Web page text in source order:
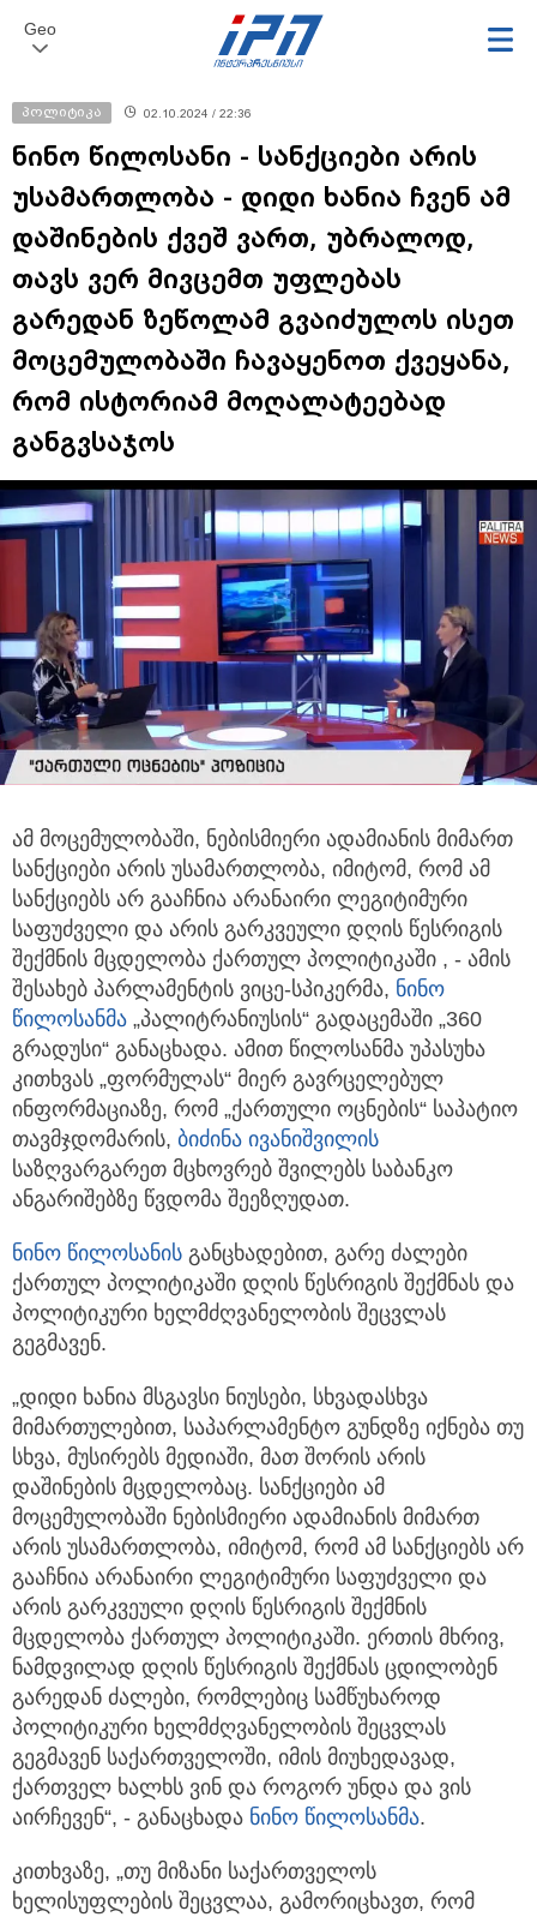
Geo
პოლიტიკა 02.10.2024 / 22:36
ნინო წილოსანი - სანქციები არის
უსამართლობა - დიდი ხანია ჩვენ ამ
დაშინების ქვეშ ვართ, უბრალოდ,
თავს ვერ მივცემთ უფლებას
გარედან ზეწოლამ გვაიძულოს ისეთ
მოცემულობაში ჩავაყენოთ ქვეყანა,
რომ ისტორიამ მოღალატეებად
განგვსაჯოს
ამ მოცემულობაში, ნებისმიერი ადამიანის მიმართ
სანქციები არის უსამართლობა, იმიტომ, რომ ამ
სანქციებს არ გააჩნია არანაირი ლეგიტიმური
საფუძველი და არის გარკვეული დღის წესრიგის
შექმნის მცდელობა ქართულ პოლიტიკაში , - ამის
შესახებ პარლამენტის ვიცე-სპიკერმა, ნინო
წილოსანმა „პალიტრანიუსის“ გადაცემაში „360
გრადუსი“ განაცხადა. ამით წილოსანმა უპასუხა
კითხვას „ფორმულას“ მიერ გავრცელებულ
ინფორმაციაზე, რომ „ქართული ოცნების“ საპატიო
თავმჯდომარის, ბიძინა ივანიშვილის
საზღვარგარეთ მცხოვრებ შვილებს საბანკო
ანგარიშებზე წვდომა შეეზღუდათ.
ნინო წილოსანის განცხადებით, გარე ძალები
ქართულ პოლიტიკაში დღის წესრიგის შექმნას და
პოლიტიკური ხელმძღვანელობის შეცვლას
გეგმავენ.
„დიდი ხანია მსგავსი ნიუსები, სხვადასხვა
მიმართულებით, საპარლამენტო გუნდზე იქნება თუ
სხვა, მუსირებს მედიაში, მათ შორის არის
დაშინების მცდელობაც. სანქციები ამ
მოცემულობაში ნებისმიერი ადამიანის მიმართ
არის უსამართლობა, იმიტომ, რომ ამ სანქციებს არ
გააჩნია არანაირი ლეგიტიმური საფუძველი და
არის გარკვეული დღის წესრიგის შექმნის
მცდელობა ქართულ პოლიტიკაში. ერთის მხრივ,
ნამდვილად დღის წესრიგის შექმნას ცდილობენ
გარედან ძალები, რომლებიც სამწუხაროდ
პოლიტიკური ხელმძღვანელობის შეცვლას
გეგმავენ საქართველოში, იმის მიუხედავად,
ქართველ ხალხს ვინ და როგორ უნდა და ვის
აირჩევენ“, - განაცხადა ნინო წილოსანმა.
კითხვაზე, „თუ მიზანი საქართველოს
ხელისუფლების შეცვლაა, გამორიცხავთ, რომ